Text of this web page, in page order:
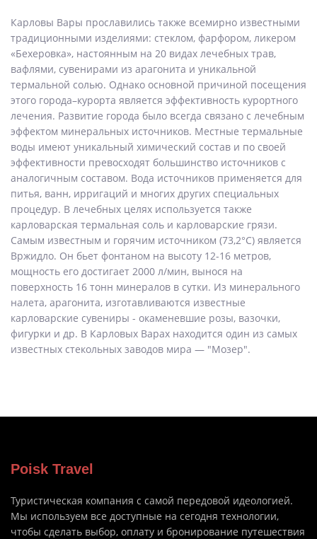
Карловы Вары прославились также всемирно известными
традиционными изделиями: стеклом, фарфором, ликером
«Бехеровка», настоянным на 20 видах лечебных трав,
вафлями, сувенирами из арагонита и уникальной
термальной солью. Однако основной причиной посещения
этого города–курорта является эффективность курортного
лечения. Развитие города было всегда связано с лечебным
эффектом минеральных источников. Местные термальные
воды имеют уникальный химический состав и по своей
эффективности превосходят большинство источников с
аналогичным составом. Вода источников применяется для
питья, ванн, ирригаций и многих других специальных
процедур. В лечебных целях используется также
карловарская термальная соль и карловарские грязи.
Самым известным и горячим источником (73,2°C) является
Вржидло. Он бьет фонтаном на высоту 12-16 метров,
мощность его достигает 2000 л/мин, вынося на
поверхность 16 тонн минералов в сутки. Из минерального
налета, арагонита, изготавливаются известные
карловарские сувениры - окаменевшие розы, вазочки,
фигурки и др. В Карловых Варах находится один из самых
известных стекольных заводов мира — "Мозер".
Poisk Travel
Туристическая компания с самой передовой идеологией.
Мы используем все доступные на сегодня технологии,
чтобы сделать выбор, оплату и бронирование путешествия